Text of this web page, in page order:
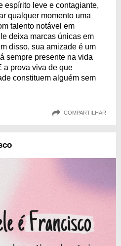
espírito leve e contagiante,
qualquer momento uma
talento notável em
deixa marcas únicas em
disso, sua amizade é um
sempre presente na vida
a prova viva de que
constituem alguém sem
COMPARTILHAR